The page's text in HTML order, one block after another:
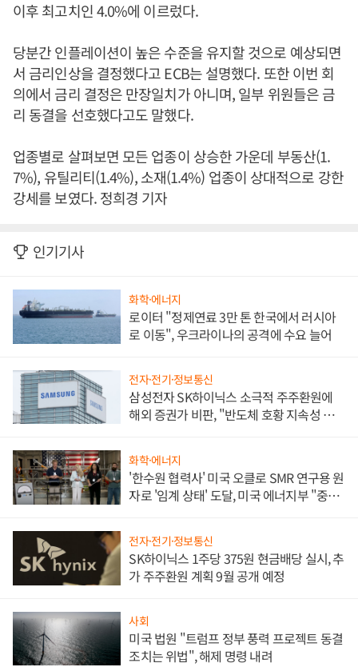
이후 최고치인 4.0%에 이르렀다.
당분간 인플레이션이 높은 수준을 유지할 것으로 예상되면
서 금리인상을 결정했다고 ECB는 설명했다. 또한 이번 회
의에서 금리 결정은 만장일치가 아니며, 일부 위원들은 금
리 동결을 선호했다고도 말했다.
업종별로 살펴보면 모든 업종이 상승한 가운데 부동산(1.
7%), 유틸리티(1.4%), 소재(1.4%) 업종이 상대적으로 강한
강세를 보였다. 정희경 기자
인기기사
화학·에너지
로이터 "정제연료 3만 톤 한국에서 러시아
로 이동", 우크라이나의 공격에 수요 늘어
전자·전기·정보통신
삼성전자 SK하이닉스 소극적 주주환원에
해외 증권가 비판, "반도체 호황 지속성 의
화학·에너지
'한수원 협력사' 미국 오클로 SMR 연구용 원
자로 '임계 상태' 도달, 미국 에너지부 "중요
전자·전기·정보통신
SK하이닉스 1주당 375원 현금배당 실시, 추
가 주주환원 계획 9월 공개 예정
사회
미국 법원 "트럼프 정부 풍력 프로젝트 동결
조치는 위법", 해제 명령 내려